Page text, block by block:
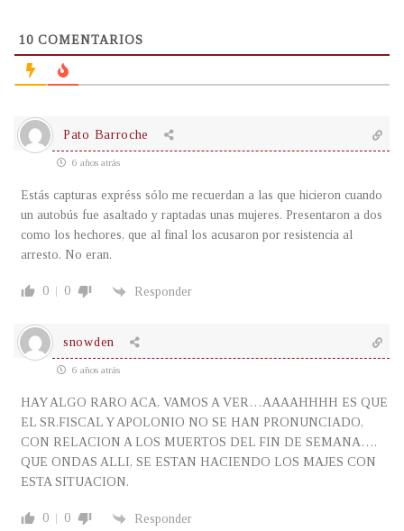
10 COMENTARIOS
Pato Barroche
6 años atrás
Estás capturas expréss sólo me recuerdan a las que hicieron cuando
un autobús fue asaltado y raptadas unas mujeres. Presentaron a dos
como los hechores, que al final los acusaron por resistencia al
arresto. No eran.
0 0 Responder
snowden
6 años atrás
HAY ALGO RARO ACA, VAMOS A VER…AAAAHHHH ES QUE
EL SR.FISCAL Y APOLONIO NO SE HAN PRONUNCIADO,
CON RELACION A LOS MUERTOS DEL FIN DE SEMANA….
QUE ONDAS ALLI, SE ESTAN HACIENDO LOS MAJES CON
ESTA SITUACION.
0 0 Responder